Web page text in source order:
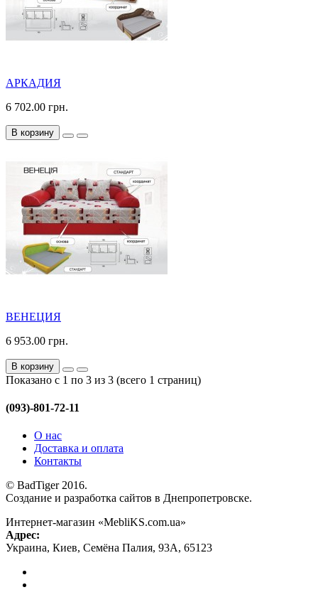
АРКАДИЯ
6 702.00 грн.
В корзину
ВЕНЕЦИЯ
6 953.00 грн.
В корзину
Показано с 1 по 3 из 3 (всего 1 страниц)
(093)-801-72-11
О нас
Доставка и оплата
Контакты
© BadTiger 2016.
Создание и разработка сайтов в Днепропетровске.
Интернет-магазин «MebliKS.com.ua»
Адрес:
Украина, Киев, Семёна Палия, 93А, 65123